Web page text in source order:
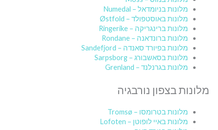
מלונות בניומדאל – Numedal
מלונות באוסטפולד – Østfold
מלונות ברינגריקה – Ringerike
מלונות ברונדאנה – Rondane
מלונות בפיורד סאנדה – Sandefjord
מלונות בסאשבורג – Sarpsborg
מלונות בגרנלנד – Grenland
מלונות בצפון נורבגיה
מלונות בטרומסו – Tromsø
מלונות באיי לופוטן – Lofoten